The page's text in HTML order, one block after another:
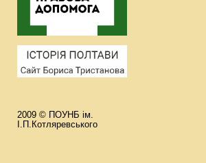
2009 © ПОУНБ ім.
І.П.Котляревського